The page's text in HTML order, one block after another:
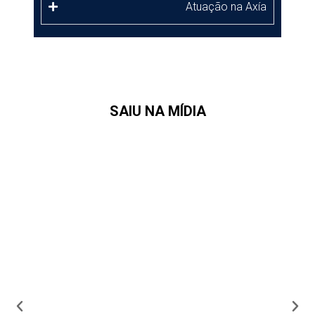
Atuação na Axía
SAIU NA MÍDIA